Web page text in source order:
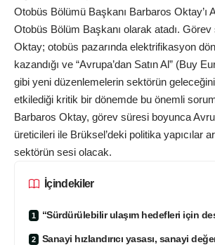
Otobüs Bölümü Başkanı Barbaros Oktay’ı
Otobüs Bölüm Başkanı olarak atadı. Görev
Oktay; otobüs pazarında elektrifikasyon
kazandığı ve “Avrupa’dan Satın Al” (Buy
gibi yeni düzenlemelerin sektörün
etkilediği kritik bir dönemde bu önemli
Barbaros Oktay, görev süresi boyunca
üreticileri ile Brüksel’deki politika yapıcılar
sektörün sesi olacak.
İçindekiler
“Sürdürülebilir ulaşım hedefleri için
Sanayi hızlandırıcı yasası, sanayi